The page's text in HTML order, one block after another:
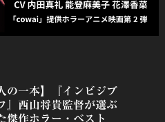
の一本】『インビジブ
』⻄⼭将貴監督が選ぶ
傑作ホラー・ベスト